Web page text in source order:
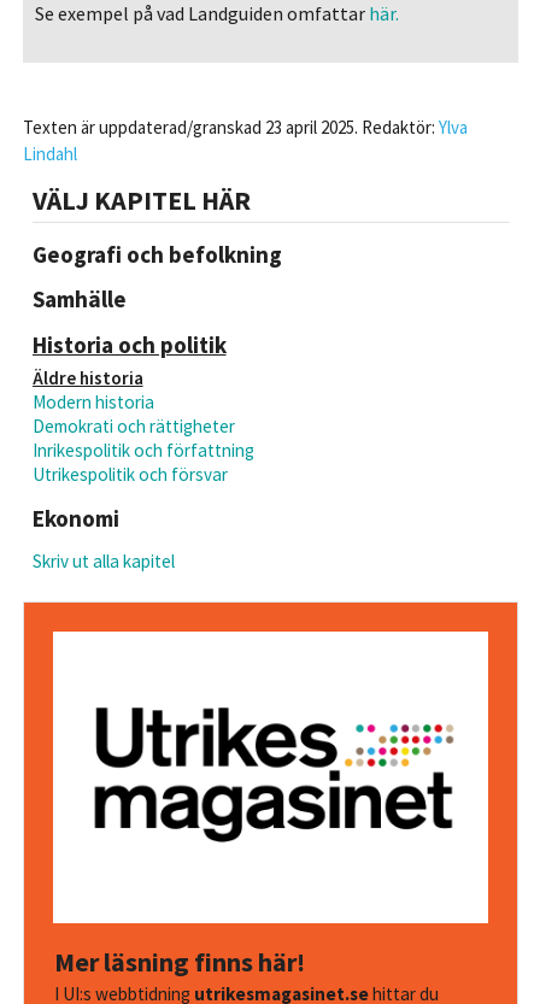
Se exempel på vad Landguiden omfattarhär.
Texten är uppdaterad/granskad 23 april 2025. Redaktör: Ylva
Lindahl
VÄLJ KAPITEL HÄR
Geografi och befolkning
Samhälle
Historia och politik
Äldre historia
Modern historia
Demokrati och rättigheter
Inrikespolitik och författning
Utrikespolitik och försvar
Ekonomi
Skriv ut alla kapitel
Mer läsning finns här!
I UI:s webbtidning utrikesmagasinet.sehittar du